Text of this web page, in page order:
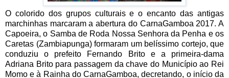
O colorido dos grupos culturais e o encanto das antigas
marchinhas marcaram a abertura do CarnaGamboa 2017. A
Capoeira, o Samba de Roda Nossa Senhora da Penha e os
Caretas (Zambiapunga) formaram um belíssimo cortejo, que
conduziu o prefeito Fernando Brito e a primeira-dama
Adriana Brito para passagem da chave do Município ao Rei
Momo e à Rainha do CarnaGamboa, decretando, o início da